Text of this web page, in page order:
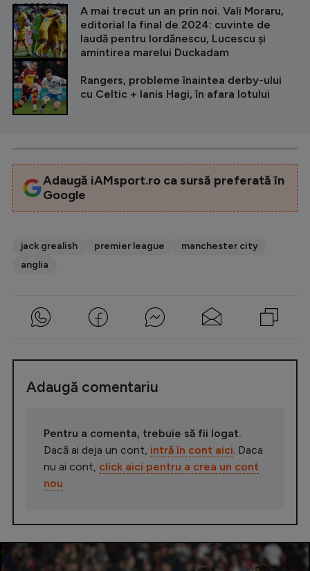
CITEȘTE ȘI
A mai trecut un an prin noi. Vali Moraru,
editorial la final de 2024: cuvinte de
laudă pentru Iordănescu, Lucescu și
amintirea marelui Duckadam
Rangers, probleme înaintea derby-ului
cu Celtic + Ianis Hagi, în afara lotului
Adaugă iAMsport.ro ca sursă preferată în
Google
jack grealish premier league
manchester city
anglia
Adaugă comentariu
Pentru a comenta, trebuie să fii logat.
Dacă ai deja un cont, intră în cont aici . Daca
nu ai cont, click aici pentru a crea un cont
nou